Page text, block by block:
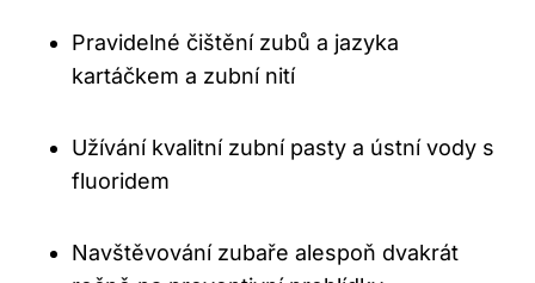
Pravidelné čištění zubů a jazyka
kartáčkem a zubní nití
Užívání kvalitní zubní pasty a ústní vody s
fluoridem
Navštěvování zubaře alespoň dvakrát